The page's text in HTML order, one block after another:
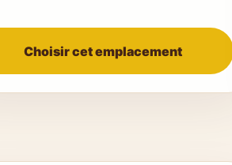
Choisir cet emplacement